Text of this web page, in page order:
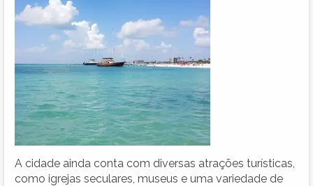
A cidade ainda conta com diversas atrações turísticas,
como igrejas seculares, museus e uma variedade de